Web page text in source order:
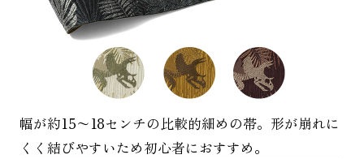
幅が約15〜18センチの比較的細めの帯。形が崩れに
くく結びやすいため初心者におすすめ。